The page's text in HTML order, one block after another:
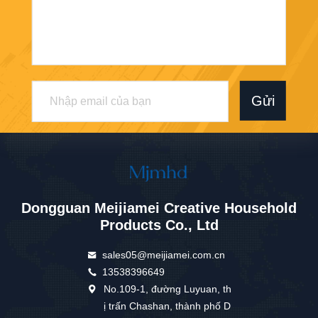
Gửi
Dongguan Meijiamei Creative Household
Products Co., Ltd
sales05@meijiamei.com.cn
13538396649
No.109-1, đường Luyuan, th
ị trấn Chashan, thành phố D